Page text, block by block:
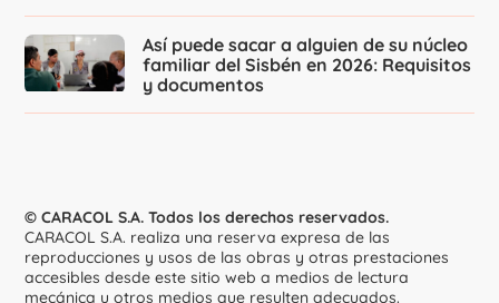
Así puede sacar a alguien de su núcleo
familiar del Sisbén en 2026: Requisitos
y documentos
© CARACOL S.A. Todos los derechos reservados.
CARACOL S.A. realiza una reserva expresa de las
reproducciones y usos de las obras y otras prestaciones
accesibles desde este sitio web a medios de lectura
mecánica u otros medios que resulten adecuados.